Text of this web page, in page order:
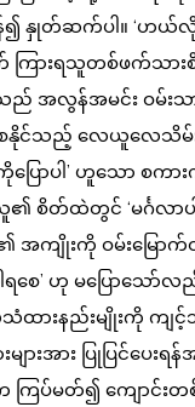
ြန်၍ နှုတ်ဆက်ပါ။ ‘ဟ
ကြားရသူတစ်ဖက်သာ
သည် အလွန်အမင်း ဝမ်
နိုင်သည့် လေယူလေသိမ်း
ပြောပါ’ ဟူသော စကား
စိတ်ထဲတွင် ‘မင်္ဂလာပါ
အကျိုးကို ဝမ်းမြောက်
စေ’ ဟု မပြောသော်
ားနည်းမျိုးကို ကျင့်
ားအား ပြုပြင်ပေး
ပ်မတ်၍ ကျောင်းတစ်